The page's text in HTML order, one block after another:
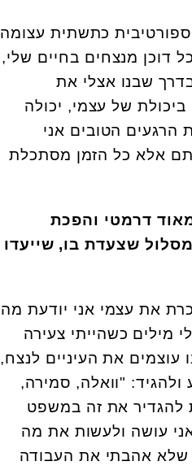
כתשתית עצומה
של 21 שנה, עמדתי על כל דוכן מנצחים בחיים שלי,
שבנו אצלי את
של עצמי, יכולה
הרגעים הטובים אני
אלא כל הזמן מסתכלת
דרמטי והפכת
שצעדת בו, שייעדו
את עצמי אני יודעת מה
מילים כשהייתי צעירה
עוצמים את העיניים לנצח,
"וואלה, סמירה,
להגדיר את זה במשפט
עושה ולעשות את מה
שלא אהבתי את העבודה